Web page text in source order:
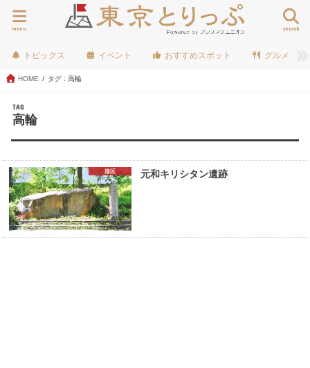
search
menu
トピックス イベント おすすめスポット グルメ
HOME タグ : 高輪
TAG
高輪
港区 元和キリシタン遺跡